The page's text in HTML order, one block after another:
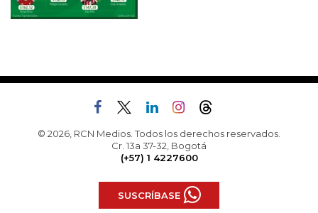
© 2026, RCN Medios. Todos los derechos reservados.
Cr. 13a 37-32, Bogotá
(+57) 1 4227600
SUSCRÍBASE